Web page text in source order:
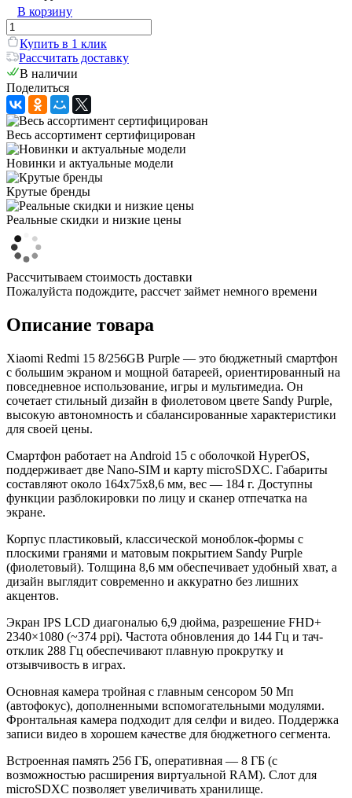
В корзину
Купить в 1 клик
Рассчитать доставку
В наличии
Поделиться
Весь ассортимент сертифицирован
Новинки и актуальные модели
Крутые бренды
Реальные скидки и низкие цены
Рассчитываем стоимость доставки
Пожалуйста подождите, рассчет займет немного времени
Описание товара
Xiaomi Redmi 15 8/256GB Purple — это бюджетный смартфон
с большим экраном и мощной батареей, ориентированный на
повседневное использование, игры и мультимедиа. Он
сочетает стильный дизайн в фиолетовом цвете Sandy Purple,
высокую автономность и сбалансированные характеристики
для своей цены.
Смартфон работает на Android 15 с оболочкой HyperOS,
поддерживает две Nano-SIM и карту microSDXC. Габариты
составляют около 164x75x8,6 мм, вес — 184 г. Доступны
функции разблокировки по лицу и сканер отпечатка на
экране.
Корпус пластиковый, классической моноблок-формы с
плоскими гранями и матовым покрытием Sandy Purple
(фиолетовый). Толщина 8,6 мм обеспечивает удобный хват, а
дизайн выглядит современно и аккуратно без лишних
акцентов.
Экран IPS LCD диагональю 6,9 дюйма, разрешение FHD+
2340×1080 (~374 ppi). Частота обновления до 144 Гц и тач-
отклик 288 Гц обеспечивают плавную прокрутку и
отзывчивость в играх.
Основная камера тройная с главным сенсором 50 Мп
(автофокус), дополненными вспомогательными модулями.
Фронтальная камера подходит для селфи и видео. Поддержка
записи видео в хорошем качестве для бюджетного сегмента.
Встроенная память 256 ГБ, оперативная — 8 ГБ (с
возможностью расширения виртуальной RAM). Слот для
microSDXC позволяет увеличивать хранилище.